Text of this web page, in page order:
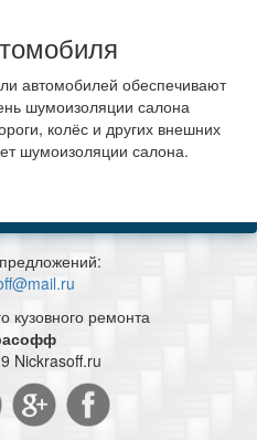
автомобилей обеспечивают
шумоизоляции салона
колёс и других внешних
шумоизоляции салона.
кузовного ремонта
Nickrasoff.ru